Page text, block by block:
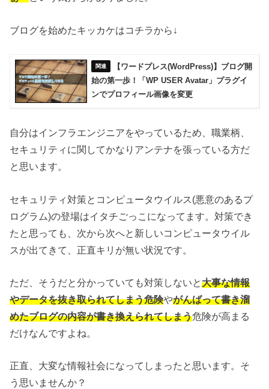
ブログを始めたキッカケはコチラから↓
【ワードプレス(WordPress)】ブログ開
始の第一歩！「WP USER Avatar」プラグイ
ンでプロフィール画像を変更
自分はインフラエンジニアをやっているため、職業柄、
セキュリティに関してかなりアンテナを張っている方だ
と思います。
セキュリティ対策とコンピュータウイルス(悪意のあるプ
ログラム)の登場はイタチごっこになってます。対策でき
たと思っても、次から次へと新しいコンピュータウイル
スが出てきて、正直キリが無い状況です。
ただ、そうだと分かっていても対策しないと大事な情報
やデータを抜き取られてしまう危険やがんばって書き溜
めたブログの内容が書き換えられてしまう危険が高まる
だけなんですよね。
正直、大変な情報社会になってしまったと思います。そ
う思いませんか？